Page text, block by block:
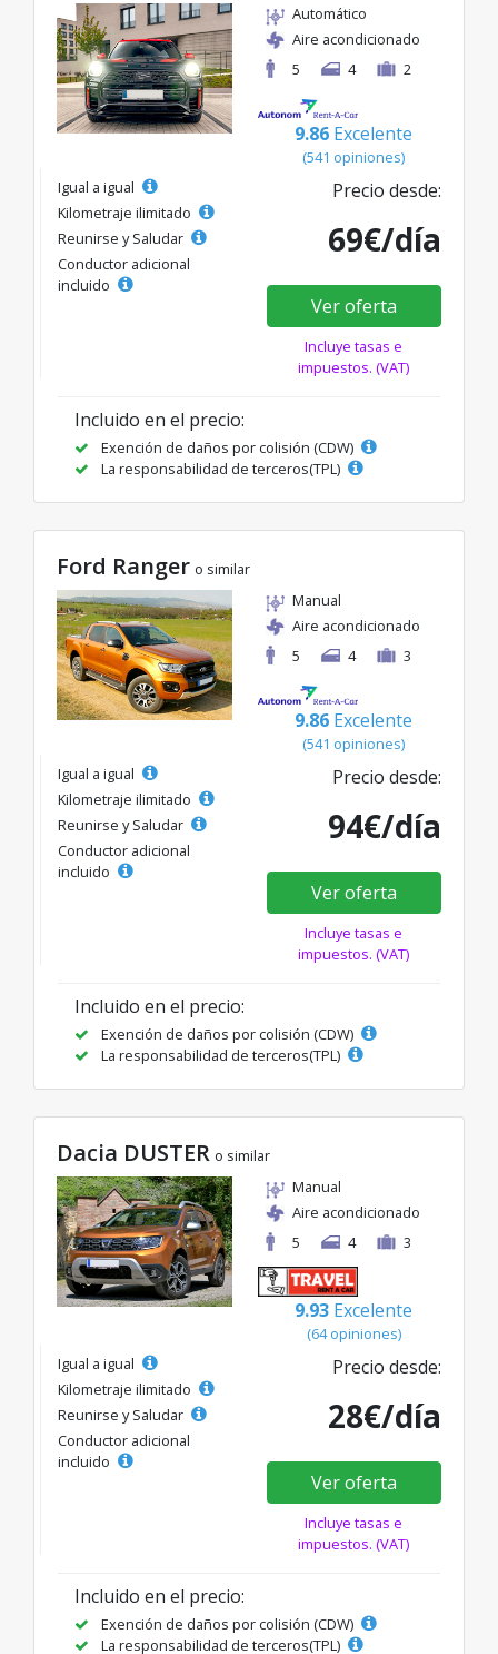
Automático
Aire acondicionado
5
4 2
9.86 Excelente
(541 opiniones)
Igual a igual
Kilometraje ilimitado
Reunirse y Saludar
Conductor adicional
incluido
Precio desde:
69€/día
Ver oferta
Incluye tasas e
impuestos. (VAT)
Incluido en el precio:
Exención de daños por colisión (CDW)
La responsabilidad de terceros(TPL)
Ford Ranger o similar
Manual
Aire acondicionado
5
4 3
9.86 Excelente
(541 opiniones)
Igual a igual
Kilometraje ilimitado
Reunirse y Saludar
Conductor adicional
incluido
Precio desde:
94€/día
Ver oferta
Incluye tasas e
impuestos. (VAT)
Incluido en el precio:
Exención de daños por colisión (CDW)
La responsabilidad de terceros(TPL)
Dacia DUSTER o similar
Manual
Aire acondicionado
5
4 3
9.93 Excelente
(64 opiniones)
Igual a igual
Kilometraje ilimitado
Reunirse y Saludar
Conductor adicional
incluido
Precio desde:
28€/día
Ver oferta
Incluye tasas e
impuestos. (VAT)
Incluido en el precio:
Exención de daños por colisión (CDW)
La responsabilidad de terceros(TPL)